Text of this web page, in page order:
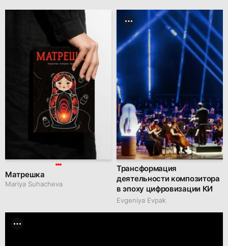
Матрешка
Mariya Suhacheva
Трансформация
деятельности композитора
в эпоху цифровизации КИ
Evgeniya Evpak